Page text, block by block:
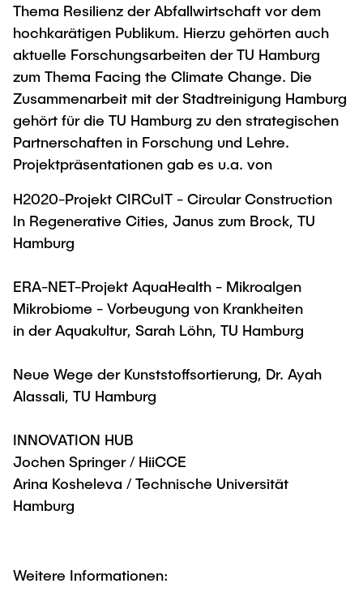
Thema Resilienz der Abfallwirtschaft vor dem
hochkarätigen Publikum. Hierzu gehörten auch
aktuelle Forschungsarbeiten der TU Hamburg
zum Thema Facing the Climate Change. Die
Zusammenarbeit mit der Stadtreinigung Hamburg
gehört für die TU Hamburg zu den strategischen
Partnerschaften in Forschung und Lehre.
Projektpräsentationen gab es u.a. von
H2020-Projekt CIRCuIT - Circular Construction
In Regenerative Cities, Janus zum Brock, TU
Hamburg
ERA-NET-Projekt AquaHealth - Mikroalgen
Mikrobiome - Vorbeugung von Krankheiten
in der Aquakultur, Sarah Löhn, TU Hamburg
Neue Wege der Kunststoffsortierung, Dr. Ayah
Alassali, TU Hamburg
INNOVATION HUB
Jochen Springer / HiiCCE
Arina Kosheleva / Technische Universität
Hamburg
Weitere Informationen: